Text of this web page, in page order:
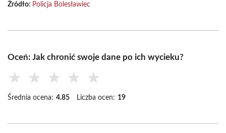
Źródło: Policja Bolesławiec
Oceń: Jak chronić swoje dane po ich wycieku?
★ ★ ★ ★ ★
Średnia ocena: 4.85 Liczba ocen: 19